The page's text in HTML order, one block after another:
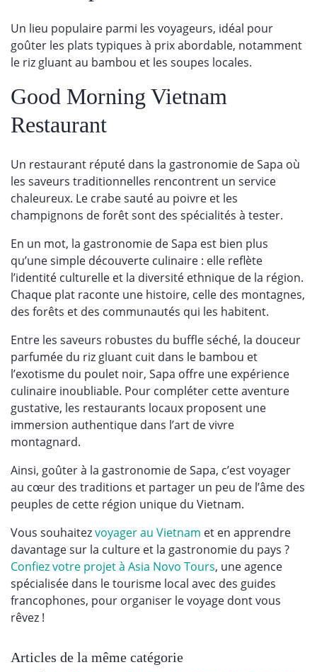
Un lieu populaire parmi les voyageurs, idéal pour
goûter les plats typiques à prix abordable, notamment
le riz gluant au bambou et les soupes locales.
Good Morning Vietnam
Restaurant
Un restaurant réputé dans la gastronomie de Sapa où
les saveurs traditionnelles rencontrent un service
chaleureux. Le crabe sauté au poivre et les
champignons de forêt sont des spécialités à tester.
En un mot, la gastronomie de Sapa est bien plus
qu’une simple découverte culinaire : elle reflète
l’identité culturelle et la diversité ethnique de la région.
Chaque plat raconte une histoire, celle des montagnes,
des forêts et des communautés qui les habitent.
Entre les saveurs robustes du buffle séché, la douceur
parfumée du riz gluant cuit dans le bambou et
l’exotisme du poulet noir, Sapa offre une expérience
culinaire inoubliable. Pour compléter cette aventure
gustative, les restaurants locaux proposent une
immersion authentique dans l’art de vivre
montagnard.
Ainsi, goûter à la gastronomie de Sapa, c’est voyager
au cœur des traditions et partager un peu de l’âme des
peuples de cette région unique du Vietnam.
Vous souhaitezvoyager au Vietnam et en apprendre
davantage sur la culture et la gastronomie du pays ?
Confiez votre projet à Asia Novo Tours, une agence
spécialisée dans le tourisme local avec des guides
francophones, pour organiser le voyage dont vous
rêvez !
Articles de la même catégorie